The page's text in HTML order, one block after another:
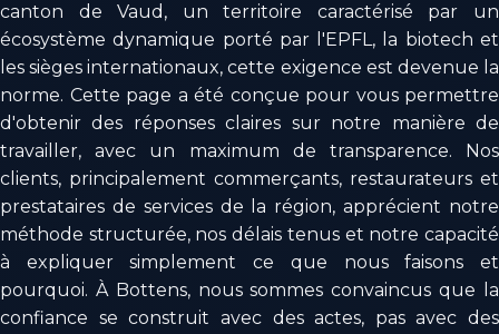
canton de Vaud, un territoire caractérisé par un
écosystème dynamique porté par l'EPFL, la biotech et
les sièges internationaux, cette exigence est devenue la
norme. Cette page a été conçue pour vous permettre
d'obtenir des réponses claires sur notre manière de
travailler, avec un maximum de transparence. Nos
clients, principalement commerçants, restaurateurs et
prestataires de services de la région, apprécient notre
méthode structurée, nos délais tenus et notre capacité
à expliquer simplement ce que nous faisons et
pourquoi. À Bottens, nous sommes convaincus que la
confiance se construit avec des actes, pas avec des